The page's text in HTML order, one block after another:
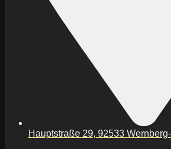
Hauptstraße 29, 92533